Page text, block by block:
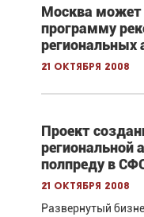
Москва может
программу
региональных
21 октября 2008
Проект
региональной
полпреду в
21 октября 2008
Развернутый